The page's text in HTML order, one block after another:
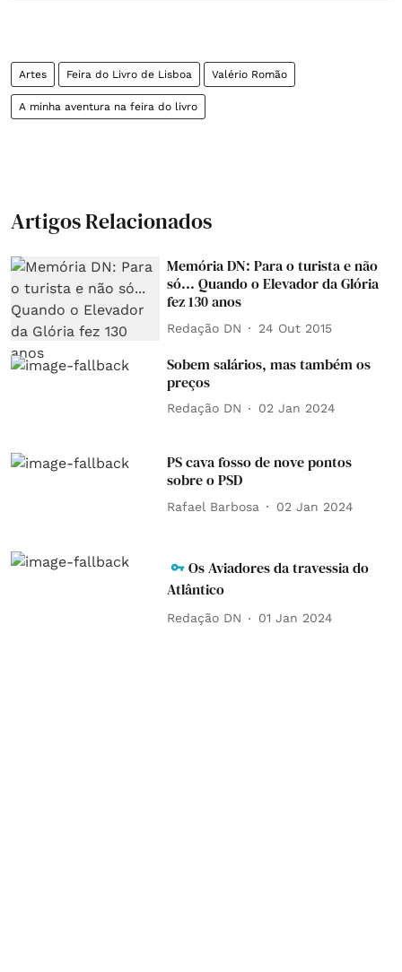
Artes Feira do Livro de Lisboa Valério Romão
A minha aventura na feira do livro
Artigos Relacionados
Memória DN: Para o turista e não
só... Quando o Elevador da Glória
fez 130 anos
Redação DN 24 Out 2015
Sobem salários, mas também os
preços
Redação DN 02 Jan 2024
PS cava fosso de nove pontos
sobre o PSD
Rafael Barbosa 02 Jan 2024
Os Aviadores da travessia do
Atlântico
Redação DN 01 Jan 2024